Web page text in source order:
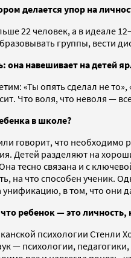
делается упор на
22 человек, а в идеале
группы, вести
навешивает на детей
«Ты опять сделал не
Что воля, что неволя —
в школе?
говорит, что необходимо
Детей разделяют на
тесно связана и с
на что способен ученик.
в том, что они
ребенок — это
психологии
— психологии,